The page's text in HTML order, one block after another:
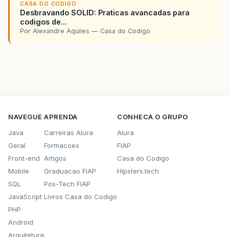
CASA DO CODIGO
Desbravando SOLID: Praticas avancadas para
codigos de...
Por Alexandre Aquiles — Casa do Codigo
NAVEGUE
Java
Geral
Front-end
Mobile
SQL
JavaScript
PHP
Android
Arquitetura
APRENDA
Carreiras Alura
Formacoes
Artigos
Graduacao FIAP
Pos-Tech FIAP
Livros Casa do Codigo
CONHECA O GRUPO
Alura
FIAP
Casa do Codigo
Hipsters.tech